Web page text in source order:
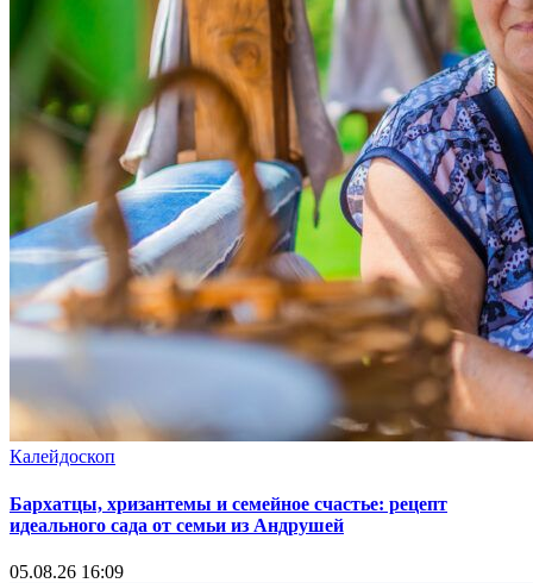
Калейдоскоп
Бархатцы, хризантемы и семейное счастье: рецепт
идеального сада от семьи из Андрушей
05.08.26 16:09